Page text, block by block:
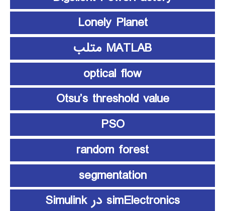
Lonely Planet
MATLAB متلب
optical flow
Otsu’s threshold value
PSO
random forest
segmentation
simElectronics در Simulink